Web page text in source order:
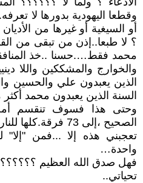
وقطعا اليهودية بدورها لا
أو السيغية أو غيرها من
؟ لا طبعا..إذن من تبقى من
محمد فقط….حسنا ..خذ
والخوارج والمشككين واللا
الذين يعبدون علي والحسين
السنة الذين يعبدون محمد
وحتى هذا فسوف تنقسم
الصحيح ،إلى 73 فرقة.كلها للنار إلا فرقة واحدة…
تعجبني هذه إلا ...فمن "إلا"
واحدة…
فهل صدق الله العظيم
تحياتي..